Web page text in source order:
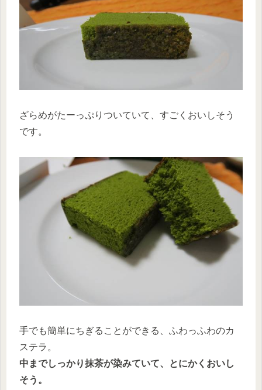
ざらめがたーっぷりついていて、すごくおいしそう
です。
手でも簡単にちぎることができる、ふわっふわのカ
ステラ。
中までしっかり抹茶が染みていて、とにかくおいし
そう。